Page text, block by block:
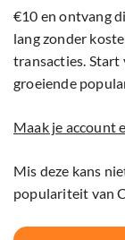
€10 en ontvang
lang zonder
transacties. Start
groeiende
Maak je account
Mis deze kans
populariteit van